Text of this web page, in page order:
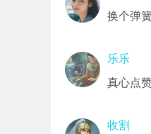
换个弹
乐乐
真心点
收割